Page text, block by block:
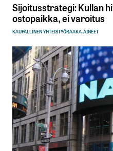
Sijoitusstrategi: Kullan
ostopaikka, ei varoitus
KAUPALLINEN YHTEISTYÖRAAKA-AINEET